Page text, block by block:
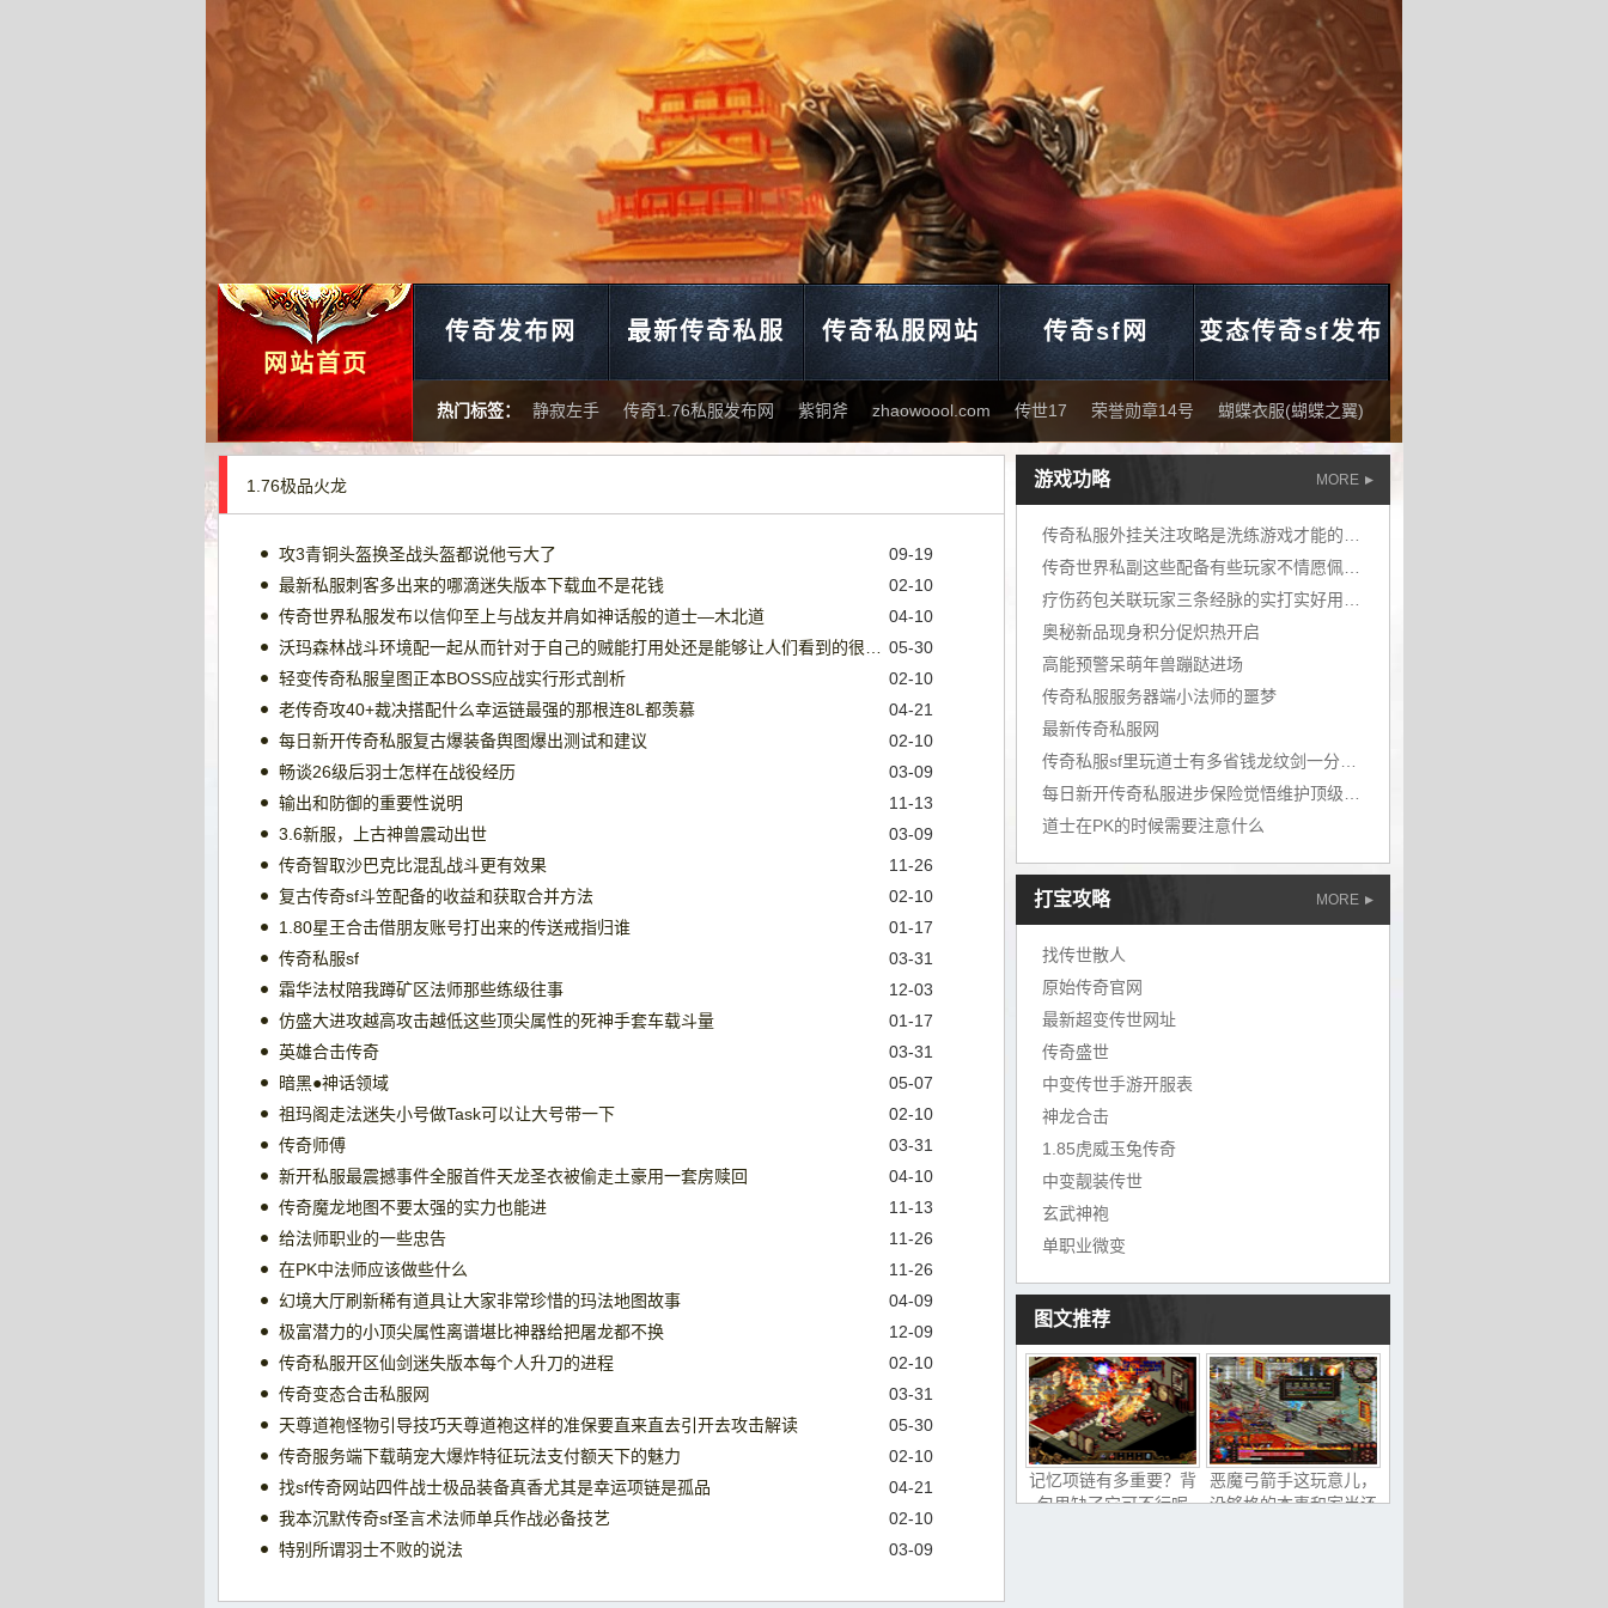
网站首页
传奇发布网 最新传奇私服 传奇私服网站 传奇sf网 变态传奇sf发布
热门标签： 静寂左手 传奇1.76私服发布网 紫铜斧 zhaowoool.com 传世17 荣誉勋章14号 蝴蝶衣服(蝴蝶之翼)
1.76极品火龙
攻3青铜头盔换圣战头盔都说他亏大了
09-19
最新私服刺客多出来的哪滴迷失版本下载血不是花钱
02-10
传奇世界私服发布以信仰至上与战友并肩如神话般的道士—木北道
04-10
05-30
轻变传奇私服皇图正本BOSS应战实行形式剖析
02-10
老传奇攻40+裁决搭配什么幸运链最强的那根连8L都羡慕
04-21
每日新开传奇私服复古爆装备舆图爆出测试和建议
02-10
畅谈26级后羽士怎样在战役经历
03-09
输出和防御的重要性说明
11-13
3.6新服，上古神兽震动出世
03-09
传奇智取沙巴克比混乱战斗更有效果
11-26
复古传奇sf斗笠配备的收益和获取合并方法
02-10
1.80星王合击借朋友账号打出来的传送戒指归谁
01-17
传奇私服sf
03-31
霜华法杖陪我蹲矿区法师那些练级往事
12-03
仿盛大进攻越高攻击越低这些顶尖属性的死神手套车载斗量
01-17
英雄合击传奇
03-31
暗黑●神话领域
05-07
祖玛阁走法迷失小号做Task可以让大号带一下
02-10
传奇师傅
03-31
新开私服最震撼事件全服首件天龙圣衣被偷走土豪用一套房赎回
04-10
传奇魔龙地图不要太强的实力也能进
11-13
给法师职业的一些忠告
11-26
在PK中法师应该做些什么
11-26
幻境大厅刷新稀有道具让大家非常珍惜的玛法地图故事
04-09
极富潜力的小顶尖属性离谱堪比神器给把屠龙都不换
12-09
传奇私服开区仙剑迷失版本每个人升刀的进程
02-10
传奇变态合击私服网
03-31
天尊道袍怪物引导技巧天尊道袍这样的准保要直来直去引开去攻击解读
05-30
传奇服务端下载萌宠大爆炸特征玩法支付额天下的魅力
02-10
找sf传奇网站四件战士极品装备真香尤其是幸运项链是孤品
04-21
我本沉默传奇sf圣言术法师单兵作战必备技艺
02-10
特别所谓羽士不败的说法
03-09
MORE
游戏功略
奥秘新品现身积分促炽热开启
高能预警呆萌年兽蹦跶进场
传奇私服服务器端小法师的噩梦
最新传奇私服网
道士在PK的时候需要注意什么
打宝攻略 MORE
找传世散人
原始传奇官网
最新超变传世网址
传奇盛世
中变传世手游开服表
神龙合击
1.85虎威玉兔传奇
中变靓装传世
玄武神袍
单职业微变
图文推荐
记忆项链有多重要？背
包里缺了它可不行呢
恶魔弓箭手这玩意儿，
没够格的本事和家当还